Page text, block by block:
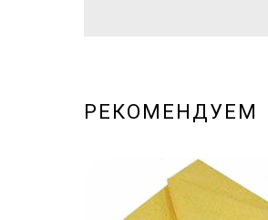
РЕКОМЕНДУЕМ